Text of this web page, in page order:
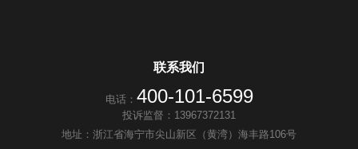
联系我们
电话： 400-101-6599
投诉监督：13967372131
地址：浙江省海宁市尖山新区（黄湾）海丰路106号